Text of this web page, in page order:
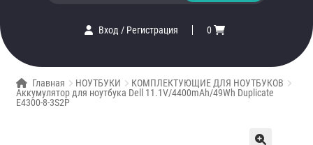
Вход/ Регистрация 0
Главная НОУТБУКИ
КОМПЛЕКТУЮЩИЕ ДЛЯ НОУТБУКОВ
Аккумулятор для ноутбука Dell 11.1V/4400mAh/49Wh Duplicate
E4300-8-3S2P